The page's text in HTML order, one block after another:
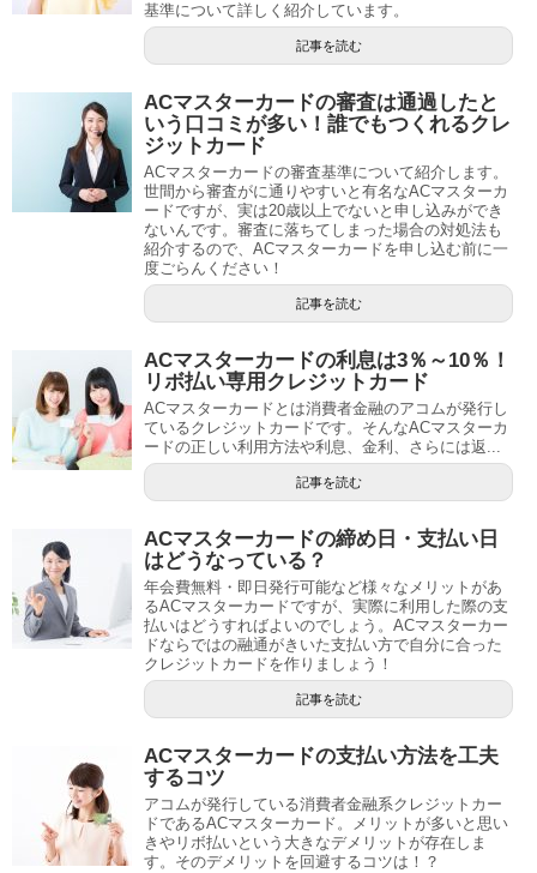
基準について詳しく紹介しています。
記事を読む
ACマスターカードの審査は通過したと
いう口コミが多い！誰でもつくれるクレ
ジットカード
ACマスターカードの審査基準について紹介します。
世間から審査がに通りやすいと有名なACマスターカ
ードですが、実は20歳以上でないと申し込みができ
ないんです。審査に落ちてしまった場合の対処法も
紹介するので、ACマスターカードを申し込む前に一
度ごらんください！
記事を読む
ACマスターカードの利息は3％～10％！
リボ払い専用クレジットカード
ACマスターカードとは消費者金融のアコムが発行し
ているクレジットカードです。そんなACマスターカ
ードの正しい利用方法や利息、金利、さらには返...
記事を読む
ACマスターカードの締め日・支払い日
はどうなっている？
年会費無料・即日発行可能など様々なメリットがあ
るACマスターカードですが、実際に利用した際の支
払いはどうすればよいのでしょう。ACマスターカー
ドならではの融通がきいた支払い方で自分に合った
クレジットカードを作りましょう！
記事を読む
ACマスターカードの支払い方法を工夫
するコツ
アコムが発行している消費者金融系クレジットカー
ドであるACマスターカード。メリットが多いと思い
きやリボ払いという大きなデメリットが存在しま
す。そのデメリットを回避するコツは！？